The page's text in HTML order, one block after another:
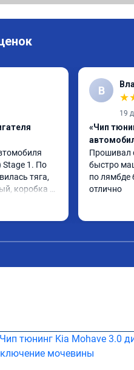
Stage 1. По
тяга,
коробка
В
★
19
«Чип
Прошивал
быстро
по лямбде
отлично